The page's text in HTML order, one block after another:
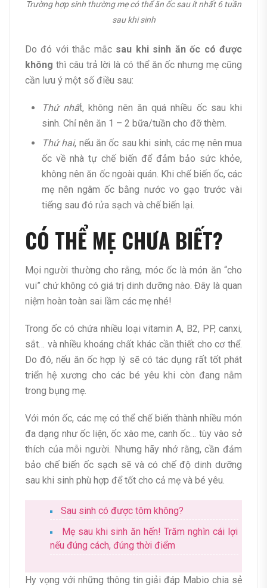
Trường hợp sinh thường mẹ có thể ăn ốc sau ít nhất 6 tuần
sau khi sinh
Do đó với thắc mắcsau khi sinh ăn ốc có được
không thì câu trả lời là có thể ăn ốc nhưng mẹ cũng
cần lưu ý một số điều sau:
Thứ nhất, không nên ăn quá nhiều ốc sau khi
sinh. Chỉ nên ăn 1 – 2 bữa/tuần cho đỡ thèm.
Thứ hai, nếu ăn ốc sau khi sinh, các mẹ nên mua
ốc về nhà tự chế biến để đảm bảo sức khỏe,
không nên ăn ốc ngoài quán. Khi chế biến ốc, các
mẹ nên ngâm ốc bằng nước vo gạo trước vài
tiếng sau đó rửa sạch và chế biến lại.
CÓ THỂ MẸ CHƯA BIẾT?
Mọi người thường cho rằng, móc ốc là món ăn “cho
vui” chứ không có giá trị dinh dưỡng nào. Đây là quan
niệm hoàn toàn sai lầm các mẹ nhé!
Trong ốc có chứa nhiều loại vitamin A, B2, PP, canxi,
sắt… và nhiều khoáng chất khác cần thiết cho cơ thể.
Do đó, nếu ăn ốc hợp lý sẽ có tác dụng rất tốt phát
triển hệ xương cho các bé yêu khi còn đang nằm
trong bụng mẹ.
Với món ốc, các mẹ có thể chế biến thành nhiều món
đa dạng như ốc liện, ốc xào me, canh ốc… tùy vào sở
thích của mỗi người. Nhưng hãy nhớ rằng, cần đảm
bảo chế biến ốc sạch sẽ và có chế độ dinh dưỡng
sau khi sinh phù hợp để tốt cho cả mẹ và bé yêu.
Sau sinh có được tôm không?
Mẹ sau khi sinh ăn hến! Trăm nghìn cái lợi
nếu đúng cách, đúng thời điểm
Hy vọng với những thông tin giải đáp Mabio chia sẻ